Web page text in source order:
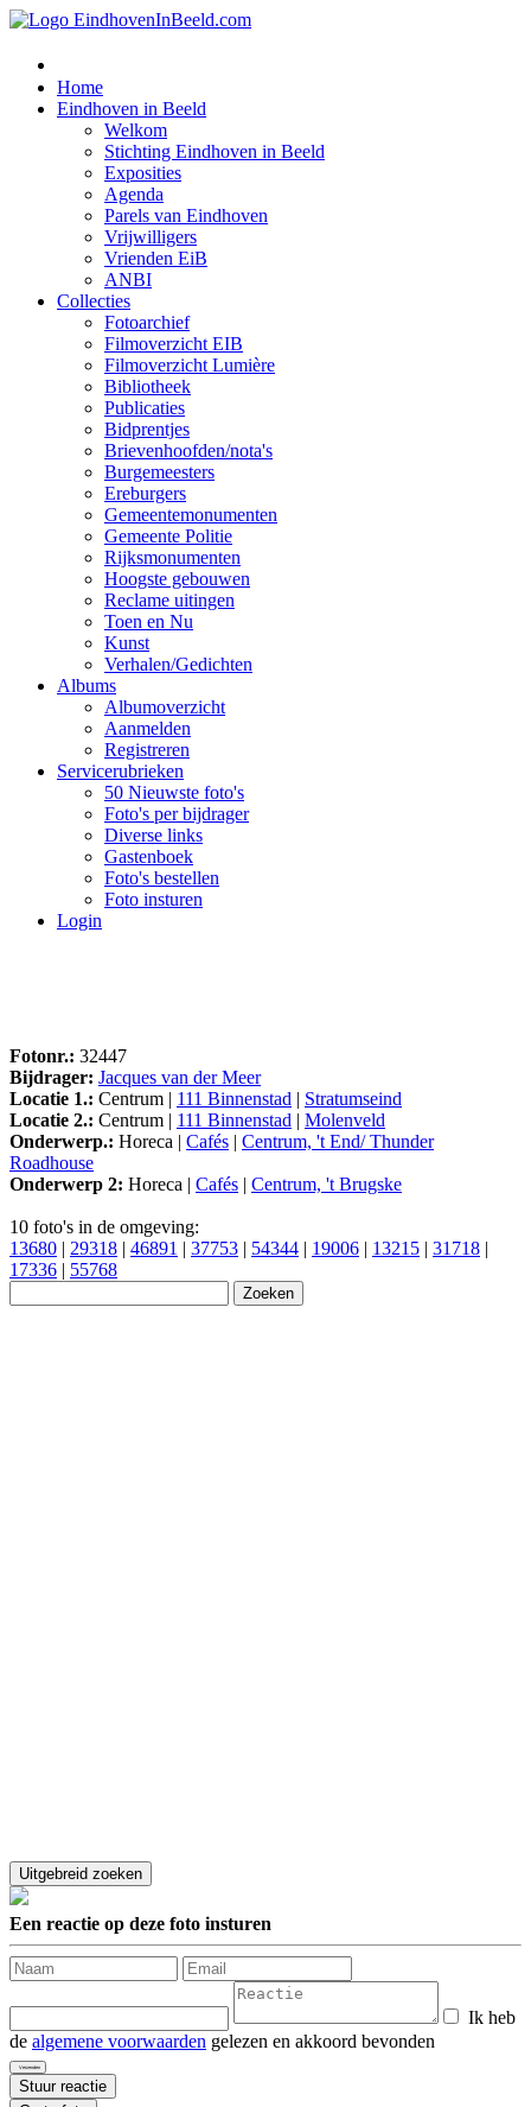
Home
Eindhoven in Beeld
Welkom
Stichting Eindhoven in Beeld
Exposities
Agenda
Parels van Eindhoven
Vrijwilligers
Vrienden EiB
ANBI
Collecties
Fotoarchief
Filmoverzicht EIB
Filmoverzicht Lumière
Bibliotheek
Publicaties
Bidprentjes
Brievenhoofden/nota's
Burgemeesters
Ereburgers
Gemeentemonumenten
Gemeente Politie
Rijksmonumenten
Hoogste gebouwen
Reclame uitingen
Toen en Nu
Kunst
Verhalen/Gedichten
Albums
Albumoverzicht
Aanmelden
Registreren
Servicerubrieken
50 Nieuwste foto's
Foto's per bijdrager
Diverse links
Gastenboek
Foto's bestellen
Foto insturen
Login
Fotonr.: 32447
Bijdrager: Jacques van der Meer
Locatie 1.: Centrum | 111 Binnenstad | Stratumseind
Locatie 2.: Centrum | 111 Binnenstad | Molenveld
Onderwerp.: Horeca | Cafés | Centrum, 't End/ Thunder
Roadhouse
Onderwerp 2: Horeca | Cafés | Centrum, 't Brugske
10 foto's in de omgeving:
13680 | 29318 | 46891 | 37753 | 54344 | 19006 | 13215 | 31718 |
17336 | 55768
Een reactie op deze foto insturen
Ik heb
de algemene voorwaarden gelezen en akkoord bevonden